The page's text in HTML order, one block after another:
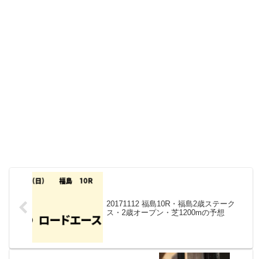
20171112 福島10R・福島2歳ステーク
ス・2歳オープン・芝1200mの予想